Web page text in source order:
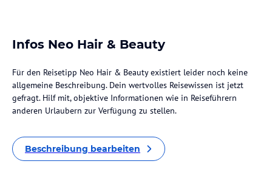
Infos Neo Hair & Beauty
Für den Reisetipp Neo Hair & Beauty existiert leider noch keine
allgemeine Beschreibung. Dein wertvolles Reisewissen ist jetzt
gefragt. Hilf mit, objektive Informationen wie in Reiseführern
anderen Urlaubern zur Verfügung zu stellen.
Beschreibung bearbeiten